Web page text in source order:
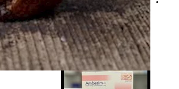
عدم السحور في رمضان- ماذا يحدث
"فيديوجرافيك"